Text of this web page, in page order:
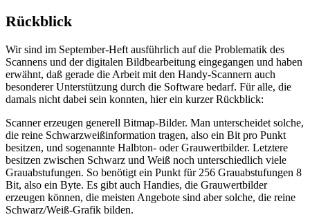
Rückblick
Wir sind im September-Heft ausführlich auf die Problematik des
Scannens und der digitalen Bildbearbeitung eingegangen und haben
erwähnt, daß gerade die Arbeit mit den Handy-Scannern auch
besonderer Unterstützung durch die Software bedarf. Für alle, die
damals nicht dabei sein konnten, hier ein kurzer Rückblick:
Scanner erzeugen generell Bitmap-Bilder. Man unterscheidet solche,
die reine Schwarzweißinformation tragen, also ein Bit pro Punkt
besitzen, und sogenannte Halbton- oder Grauwertbilder. Letztere
besitzen zwischen Schwarz und Weiß noch unterschiedlich viele
Grauabstufungen. So benötigt ein Punkt für 256 Grauabstufungen 8
Bit, also ein Byte. Es gibt auch Handies, die Grauwertbilder
erzeugen können, die meisten Angebote sind aber solche, die reine
Schwarz/Weiß-Grafik bilden.